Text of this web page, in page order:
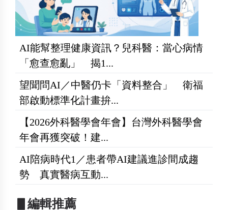
AI能幫整理健康資訊？兒科醫：當心病情
「愈查愈亂」 揭1...
望聞問AI／中醫仍卡「資料整合」 衛福
部啟動標準化計畫拚...
【2026外科醫學會年會】台灣外科醫學會
年會再獲突破！建...
AI陪病時代1／患者帶AI建議進診間成趨
勢 真實醫病互動...
▋編輯推薦